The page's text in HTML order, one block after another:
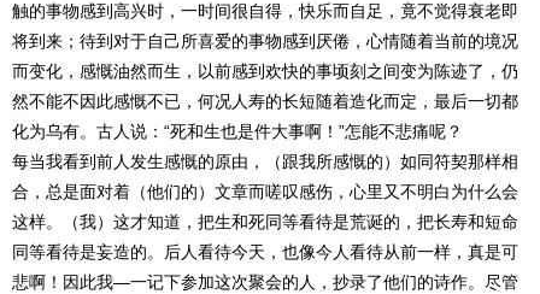
触的事物感到高兴时，一时间很自得，快乐而自足，竟不觉得衰老即
将到来；待到对于自己所喜爱的事物感到厌倦，心情随着当前的境况
而变化，感慨油然而生，以前感到欢快的事顷刻之间变为陈迹了，仍
然不能不因此感慨不已，何况人寿的长短随着造化而定，最后一切都
化为乌有。古人说：“死和生也是件大事啊！”怎能不悲痛呢？
每当我看到前人发生感慨的原由，（跟我所感慨的）如同符契那样相
合，总是面对着（他们的）文章而嗟叹感伤，心里又不明白为什么会
这样。（我）这才知道，把生和死同等看待是荒诞的，把长寿和短命
同等看待是妄造的。后人看待今天，也像今人看待从前一样，真是可
悲啊！因此我—一记下参加这次聚会的人，抄录了他们的诗作。尽管